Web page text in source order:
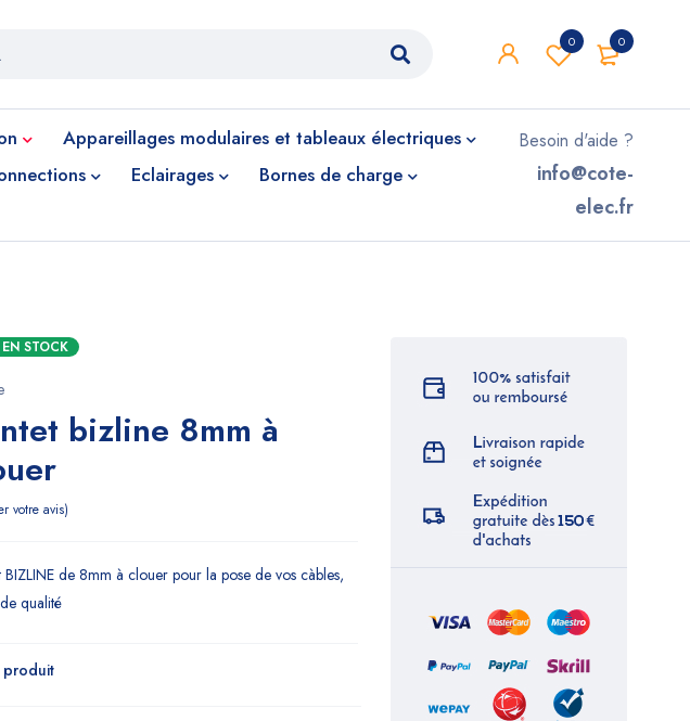
0
0
Appareillages modulaires et tableaux électriques
Eclairages
Bornes de charge
Besoin d'aide ?
info@cote-
elec.fr
STOCK
bizline 8mm à
votre avis
BIZLINE de 8mm à clouer pour la pose de vos càbles,
qualité
produit